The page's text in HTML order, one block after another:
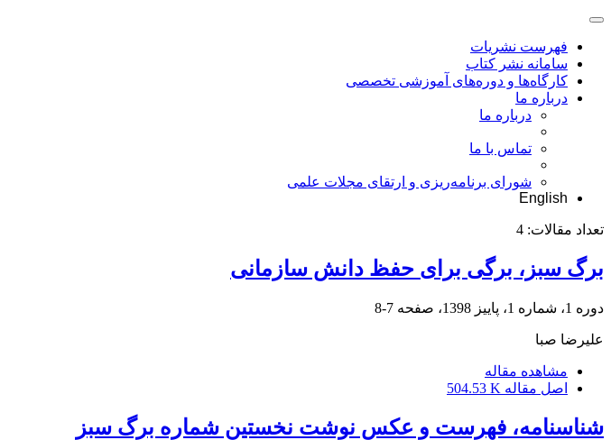
فهرست نشریات
سامانه نشر کتاب
کارگاه‌ها و دوره‌های آموزشی تخصصی
درباره ما
درباره ما
تماس با ما
شورای برنامه‌ریزی و ارتقای مجلات علمی
English
تعداد مقالات: 4
برگ سبز، برگی برای حفظ دانش سازمانی
دوره 1، شماره 1، پاییز 1398، صفحه 7-8
علیرضا صبا
مشاهده مقاله
اصل مقاله 504.53 K
شناسنامه، فهرست و عکس نوشت نخستین شماره برگ سبز